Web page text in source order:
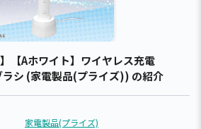
【Aホワイト】ワイヤレス充電
シ (家電製品(プライズ)) の紹介
家電製品(プライズ)